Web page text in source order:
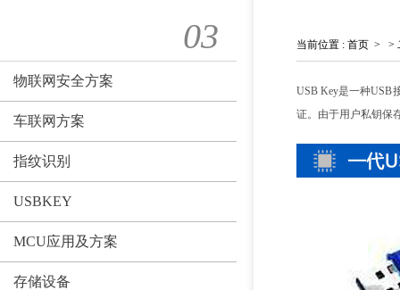
03
物联网安全方案
车联网方案
指纹识别
USBKEY
MCU应用及方案
存储设备
当前位置 : 首页 > >
USB Key是一种USB
证。由于用户私钥保